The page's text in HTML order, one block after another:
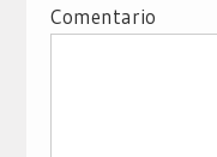
Comentario